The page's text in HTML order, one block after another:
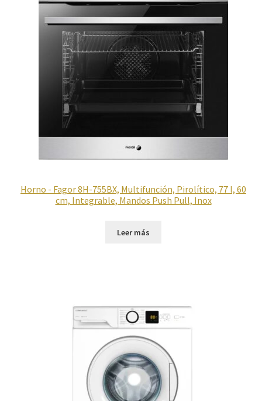
Horno - Fagor 8H-755BX, Multifunción, Pirolítico, 77 l, 60
cm, Integrable, Mandos Push Pull, Inox
Leer más